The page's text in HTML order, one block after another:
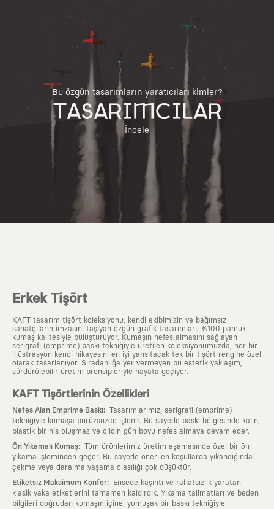
Bu özgün tasarımların yaratıcıları kimler?
TASARIMCILAR
İncele
Erkek Tişört
KAFT tasarım tişört koleksiyonu; kendi ekibimizin ve bağımsız
sanatçıların imzasını taşıyan özgün grafik tasarımları, %100 pamuk
kumaş kalitesiyle buluşturuyor. Kumaşın nefes almasını sağlayan
serigrafi (emprime) baskı tekniğiyle üretilen koleksiyonumuzda, her bir
illüstrasyon kendi hikayesini en iyi yansıtacak tek bir tişört rengine özel
olarak tasarlanıyor. Sıradanlığa yer vermeyen bu estetik yaklaşım,
sürdürülebilir üretim prensipleriyle hayata geçiyor.
KAFT Tişörtlerinin Özellikleri
Nefes Alan Emprime Baskı: Tasarımlarımız, serigrafi (emprime)
tekniğiyle kumaşa pürüzsüzce işlenir. Bu sayede baskı bölgesinde kalın,
plastik bir his oluşmaz ve cildin gün boyu nefes almaya devam eder.
Ön Yıkamalı Kumaş: Tüm ürünlerimiz üretim aşamasında özel bir ön
yıkama işleminden geçer. Bu sayede önerilen koşullarda yıkandığında
çekme veya daralma yaşama olasılığı çok düşüktür.
Etiketsiz Maksimum Konfor:
Ensede kaşıntı ve rahatsızlık yaratan
klasik yaka etiketlerini tamamen kaldırdık. Yıkama talimatları ve beden
bilgileri doğrudan kumaşın içine, yumuşak bir baskı tekniğiyle